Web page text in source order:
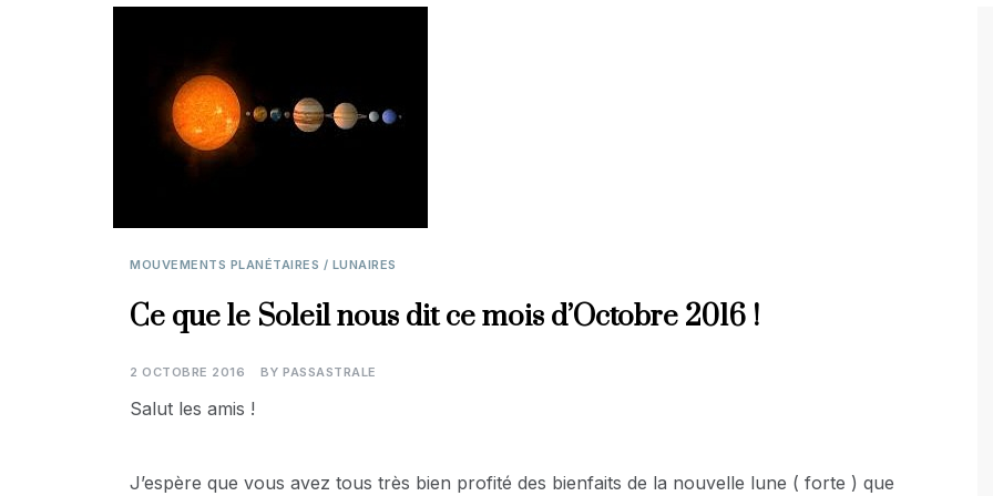
MOUVEMENTS PLANÉTAIRES / LUNAIRES
Ce que le Soleil nous dit ce mois d’Octobre 2016 !
2 OCTOBRE 2016 BY PASSASTRALE
Salut les amis !
J’espère que vous avez tous très bien profité des bienfaits de la nouvelle lune ( forte ) que